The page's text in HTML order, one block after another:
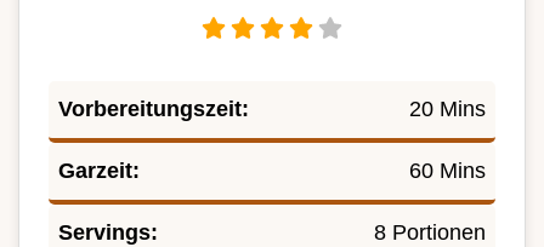
Vorbereitungszeit: 20 Mins
Garzeit: 60 Mins
Servings: 8 Portionen